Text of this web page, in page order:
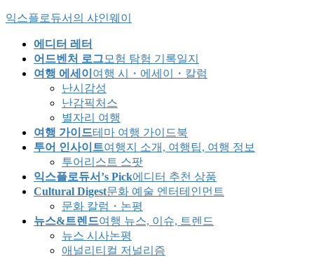
Skip
content
Skip
Navigation
익스플로듀서의 샤인웨이
에디터 레터
어드벤처 로그모험 탐험 기록일지
여행 에세이 여행 시・에세이・칼럼
난시감성
난감픽처스
별자리 여행
여행 가이드테마 여행 가이드북
투어 인사이트여행지 소개, 여행팁, 여행 정보
투어리스트 스팟
익스플로듀서’s Pick에디터 추천 상품
Cultural Digest문화 예술 엔터테인먼트
문화 칼럼・논평
뉴스&트렌드여행 뉴스, 이슈, 트렌드
뉴스 시사논평
애널리티컬 저널리즘